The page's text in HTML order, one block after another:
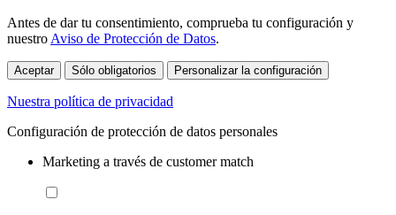
Antes de dar tu consentimiento, comprueba tu configuración y
nuestro Aviso de Protección de Datos.
Aceptar Sólo obligatorios Personalizar la configuración
Nuestra política de privacidad
Configuración de protección de datos personales
Marketing a través de customer match